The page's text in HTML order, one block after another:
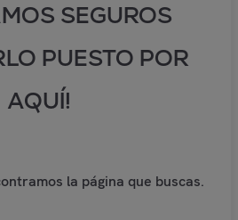
SEGUROS
PUESTO POR
AQUÍ!
la página que buscas.